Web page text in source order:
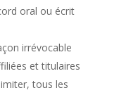
oral ou écrit
irrévocable
et titulaires
tous les